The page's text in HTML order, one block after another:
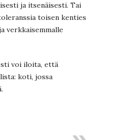
ja itsenäisesti. Tai
toisen kenties
verkkaisemmalle
voi iloita, että
koti, jossa